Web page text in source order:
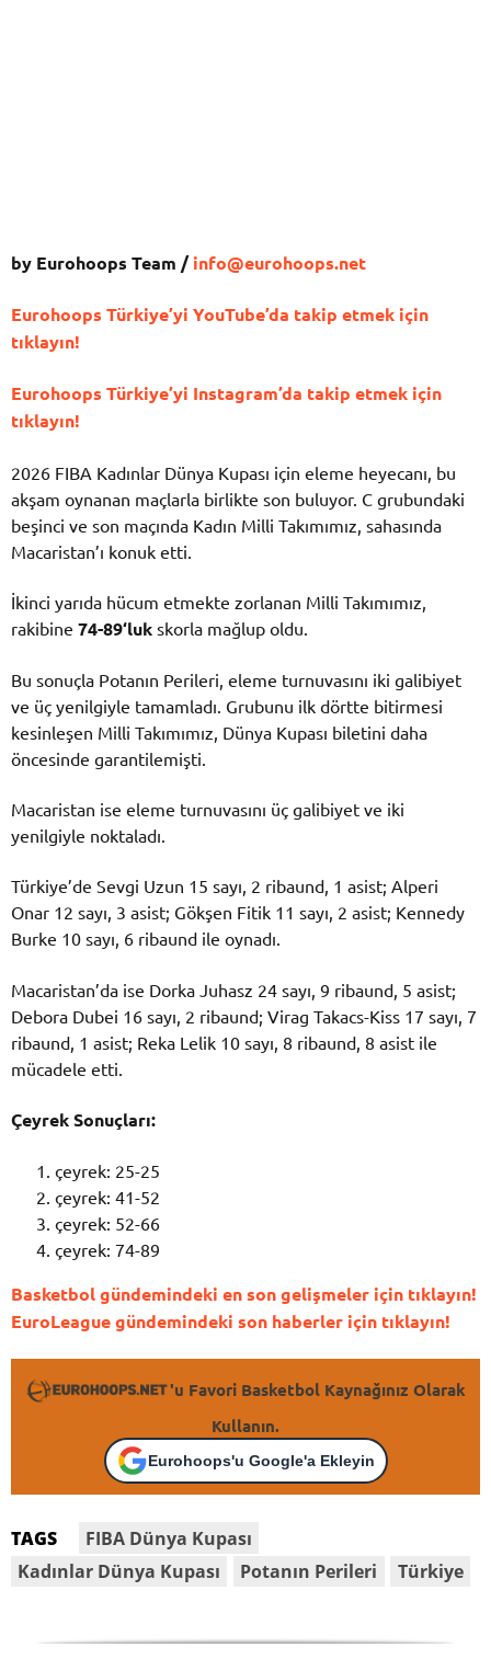
by Eurohoops Team /info@eurohoops.net
Eurohoops Türkiye’yi YouTube’da takip etmek için
tıklayın!
Eurohoops Türkiye’yi Instagram’da takip etmek için
tıklayın!
2026 FIBA Kadınlar Dünya Kupası için eleme heyecanı, bu
akşam oynanan maçlarla birlikte son buluyor. C grubundaki
beşinci ve son maçında Kadın Milli Takımımız, sahasında
Macaristan’ı konuk etti.
İkinci yarıda hücum etmekte zorlanan Milli Takımımız,
rakibine 74-89‘luk skorla mağlup oldu.
Bu sonuçla Potanın Perileri, eleme turnuvasını iki galibiyet
ve üç yenilgiyle tamamladı. Grubunu ilk dörtte bitirmesi
kesinleşen Milli Takımımız, Dünya Kupası biletini daha
öncesinde garantilemişti.
Macaristan ise eleme turnuvasını üç galibiyet ve iki
yenilgiyle noktaladı.
Türkiye’de Sevgi Uzun 15 sayı, 2 ribaund, 1 asist; Alperi
Onar 12 sayı, 3 asist; Gökşen Fitik 11 sayı, 2 asist; Kennedy
Burke 10 sayı, 6 ribaund ile oynadı.
Macaristan’da ise Dorka Juhasz 24 sayı, 9 ribaund, 5 asist;
Debora Dubei 16 sayı, 2 ribaund; Virag Takacs-Kiss 17 sayı, 7
ribaund, 1 asist; Reka Lelik 10 sayı, 8 ribaund, 8 asist ile
mücadele etti.
Çeyrek Sonuçları:
çeyrek: 25-25
çeyrek: 41-52
çeyrek: 52-66
çeyrek: 74-89
Basketbol gündemindeki en son gelişmeler için tıklayın!
EuroLeague gündemindeki son haberler için tıklayın!
'u Favori Basketbol Kaynağınız Olarak
Kullanın.
Eurohoops'u Google'a Ekleyin
TAGS
FIBA Dünya Kupası
Kadınlar Dünya Kupası
Potanın Perileri Türkiye